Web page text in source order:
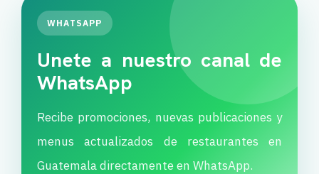
WHATSAPP
Unete a nuestro canal de
WhatsApp
Recibe promociones, nuevas publicaciones y
menus actualizados de restaurantes en
Guatemala directamente en WhatsApp.